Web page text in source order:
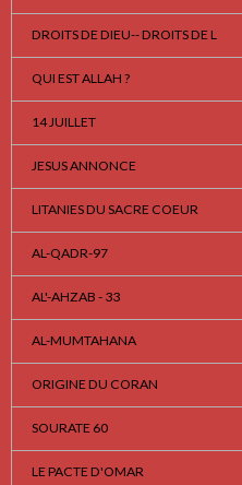
DROITS DE DIEU-- DROITS DE L
QUI EST ALLAH ?
14 JUILLET
JESUS ANNONCE
LITANIES DU SACRE COEUR
AL-QADR-97
AL'-AHZAB - 33
AL-MUMTAHANA
ORIGINE DU CORAN
SOURATE 60
LE PACTE D'OMAR